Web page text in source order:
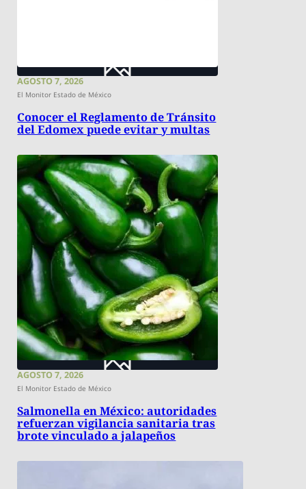
AGOSTO 7, 2026
El Monitor Estado de México
Conocer el Reglamento de Tránsito
del Edomex puede evitar y multas
AGOSTO 7, 2026
El Monitor Estado de México
Salmonella en México: autoridades
refuerzan vigilancia sanitaria tras
brote vinculado a jalapeños